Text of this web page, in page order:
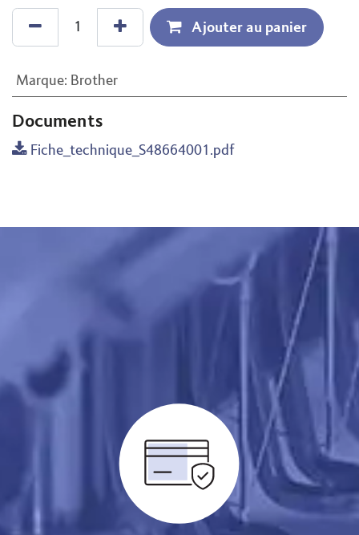
Ajouter au panier
Marque: Brother
Documents
Fiche_technique_S48664001.pdf